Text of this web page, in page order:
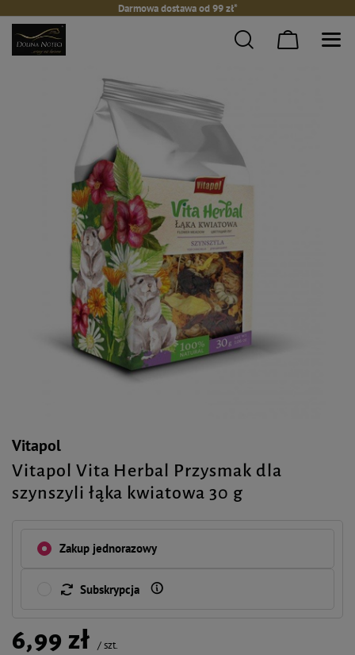
Darmowa dostawa od 99 zł*
Vitapol
Vitapol Vita Herbal Przysmak dla
szynszyli łąka kwiatowa 30 g
Zakup jednorazowy
Subskrypcja
6,99 zł /szt.